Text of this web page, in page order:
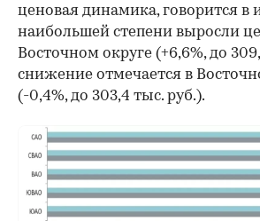
ценовая динамика, говорится в
наибольшей степени выросли
Восточном округе (+6,6%, до
снижение отмечается в
(-0,4%, до 303,4 тыс. руб.).